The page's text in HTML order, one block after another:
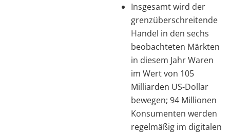
Insgesamt wird der
grenzüberschreitende
Handel in den sechs
beobachteten Märkten
in diesem Jahr Waren
im Wert von 105
Milliarden US-Dollar
bewegen; 94 Millionen
Konsumenten werden
regelmäßig im digitalen